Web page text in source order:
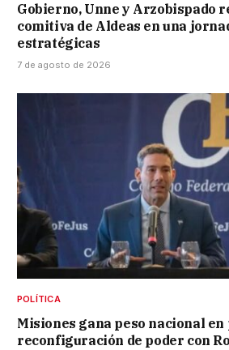
Gobierno, Unne y Arzobispado
comitiva de Aldeas en una
estratégicas
7 de agosto de 2026
POLÍTICA
Misiones gana peso nacional en
reconfiguración de poder con